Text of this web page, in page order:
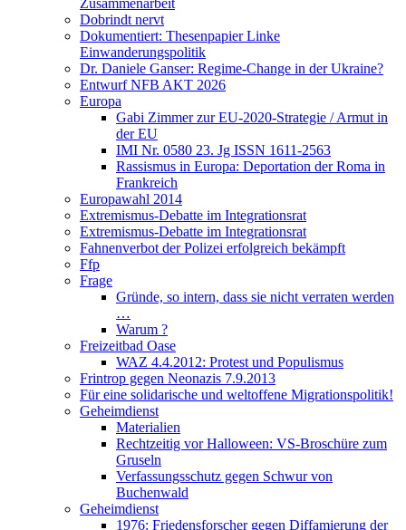
Zusammenarbeit
Dobrindt nervt
Dokumentiert: Thesenpapier Linke
Einwanderungspolitik
Dr. Daniele Ganser: Regime-Change in der Ukraine?
Entwurf NFB AKT 2026
Europa
Gabi Zimmer zur EU-2020-Strategie / Armut in
der EU
IMI Nr. 0580 23. Jg ISSN 1611-2563
Rassismus in Europa: Deportation der Roma in
Frankreich
Europawahl 2014
Extremismus-Debatte im Integrationsrat
Extremismus-Debatte im Integrationsrat
Fahnenverbot der Polizei erfolgreich bekämpft
Ffp
Frage
Gründe, so intern, dass sie nicht verraten werden
…
Warum ?
Freizeitbad Oase
WAZ 4.4.2012: Protest und Populismus
Frintrop gegen Neonazis 7.9.2013
Für eine solidarische und weltoffene Migrationspolitik!
Geheimdienst
Materialien
Rechtzeitig vor Halloween: VS-Broschüre zum
Gruseln
Verfassungsschutz gegen Schwur von
Buchenwald
Geheimdienst
1976: Friedensforscher gegen Diffamierung der